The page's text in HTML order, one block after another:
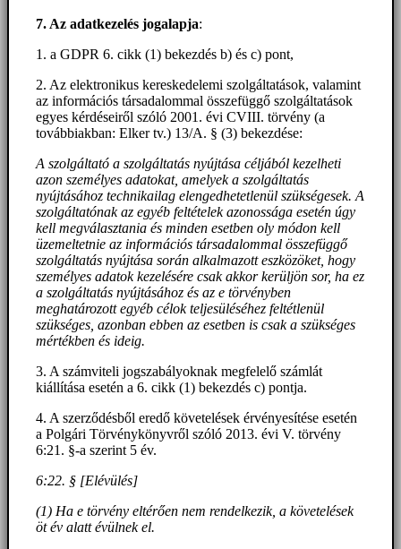
7. Az adatkezelés jogalapja:
1. a GDPR 6. cikk (1) bekezdés b) és c) pont,
2. Az elektronikus kereskedelemi szolgáltatások, valamint
az információs társadalommal összefüggő szolgáltatások
egyes kérdéseiről szóló 2001. évi CVIII. törvény (a
továbbiakban: Elker tv.) 13/A. § (3) bekezdése:
A szolgáltató a szolgáltatás nyújtása céljából kezelheti
azon személyes adatokat, amelyek a szolgáltatás
nyújtásához technikailag elengedhetetlenül szükségesek. A
szolgáltatónak az egyéb feltételek azonossága esetén úgy
kell megválasztania és minden esetben oly módon kell
üzemeltetnie az információs társadalommal összefüggő
szolgáltatás nyújtása során alkalmazott eszközöket, hogy
személyes adatok kezelésére csak akkor kerüljön sor, ha ez
a szolgáltatás nyújtásához és az e törvényben
meghatározott egyéb célok teljesüléséhez feltétlenül
szükséges, azonban ebben az esetben is csak a szükséges
mértékben és ideig.
3. A számviteli jogszabályoknak megfelelő számlát
kiállítása esetén a 6. cikk (1) bekezdés c) pontja.
4. A szerződésből eredő követelések érvényesítése esetén
a Polgári Törvénykönyvről szóló 2013. évi V. törvény
6:21. §-a szerint 5 év.
6:22. § [Elévülés]
(1) Ha e törvény eltérően nem rendelkezik, a követelések
öt év alatt évülnek el.